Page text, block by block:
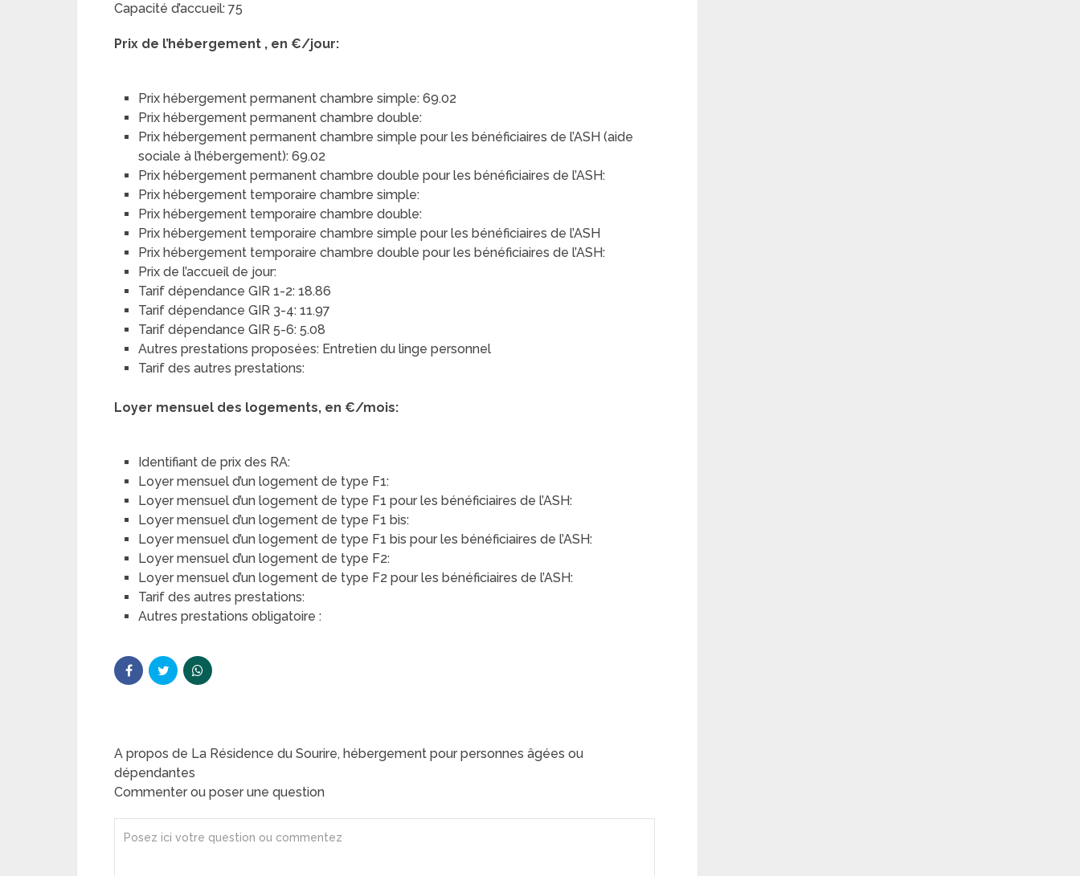
Capacité d’accueil: 75
Prix de l’hébergement , en €/jour:
Prix hébergement permanent chambre simple: 69.02
Prix hébergement permanent chambre double:
Prix hébergement permanent chambre simple pour les bénéficiaires de l’ASH (aide
sociale à l’hébergement): 69.02
Prix hébergement permanent chambre double pour les bénéficiaires de l’ASH:
Prix hébergement temporaire chambre simple:
Prix hébergement temporaire chambre double:
Prix hébergement temporaire chambre simple pour les bénéficiaires de l’ASH
Prix hébergement temporaire chambre double pour les bénéficiaires de l’ASH:
Prix de l’accueil de jour:
Tarif dépendance GIR 1-2: 18.86
Tarif dépendance GIR 3-4: 11.97
Tarif dépendance GIR 5-6: 5.08
Autres prestations proposées: Entretien du linge personnel
Tarif des autres prestations:
Loyer mensuel des logements, en €/mois:
Identifiant de prix des RA:
Loyer mensuel d’un logement de type F1:
Loyer mensuel d’un logement de type F1 pour les bénéficiaires de l’ASH:
Loyer mensuel d’un logement de type F1 bis:
Loyer mensuel d’un logement de type F1 bis pour les bénéficiaires de l’ASH:
Loyer mensuel d’un logement de type F2:
Loyer mensuel d’un logement de type F2 pour les bénéficiaires de l’ASH:
Tarif des autres prestations:
Autres prestations obligatoire :
A propos de La Résidence du Sourire, hébergement pour personnes âgées ou
dépendantes
Commenter ou poser une question